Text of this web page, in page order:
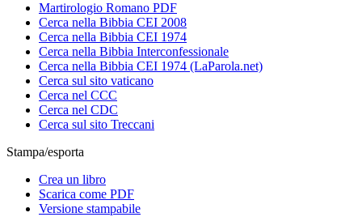
Martirologio Romano PDF
Cerca nella Bibbia CEI 2008
Cerca nella Bibbia CEI 1974
Cerca nella Bibbia Interconfessionale
Cerca nella Bibbia CEI 1974 (LaParola.net)
Cerca sul sito vaticano
Cerca nel CCC
Cerca nel CDC
Cerca sul sito Treccani
Stampa/esporta
Crea un libro
Scarica come PDF
Versione stampabile